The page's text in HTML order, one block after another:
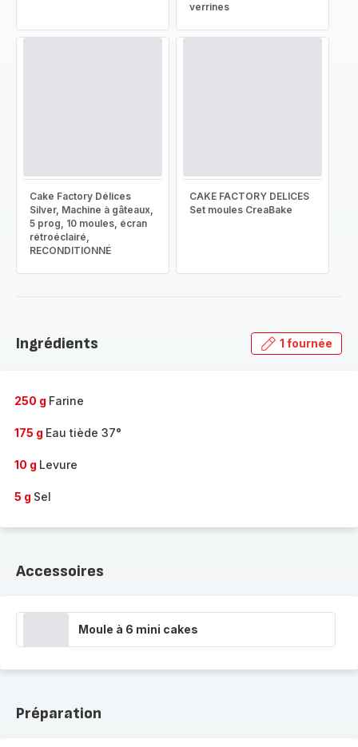
verrines
Cake Factory Délices
Silver, Machine à gâteaux,
5 prog, 10 moules, écran
rétroéclairé,
RECONDITIONNÉ
CAKE FACTORY DELICES
Set moules CreaBake
Ingrédients 1 fournée
250 g Farine
175 g Eau tiède 37°
10 g Levure
5 g Sel
Accessoires
Moule à 6 mini cakes
Préparation